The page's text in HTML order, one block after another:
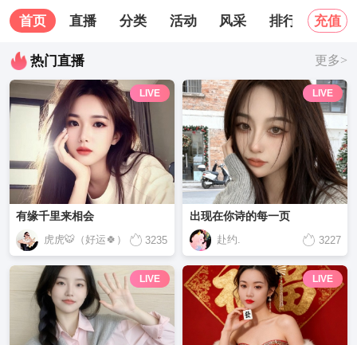
充值
首页 直播 分类 活动 风采 排行榜 关
热门直播 更多>
LIVE
有缘千里来相会
虎虎🐯（好运🍀） 3235
LIVE
出现在你诗的每一页
赴约. 3227
LIVE LIVE